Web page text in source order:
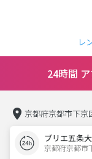
レ
24時間
京都府京都市下京
ブリエ五条
京都府京都市